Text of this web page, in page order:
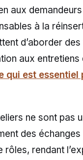
aux demandeurs
à la
d’aborder
aux entretiens
qui est
ne sont pas
des
rendant